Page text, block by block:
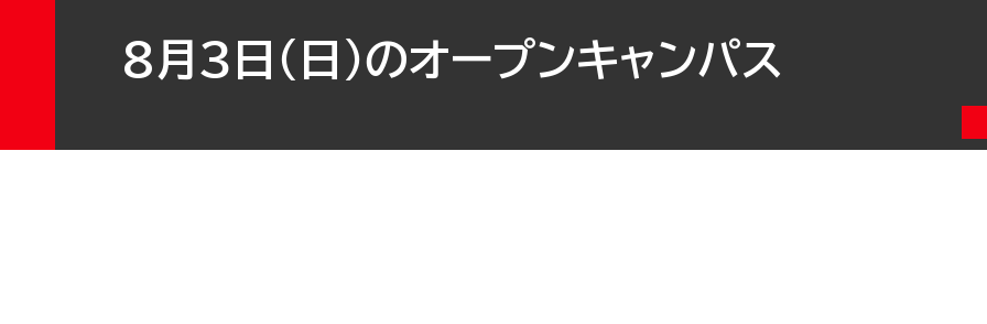
8月3日（日）のオープンキャンパス